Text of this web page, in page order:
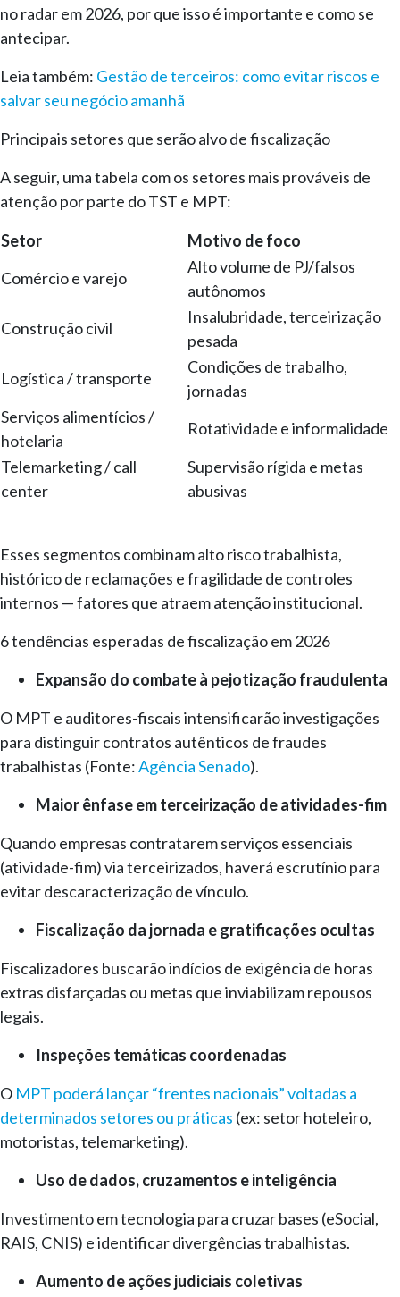
no radar em 2026, por que isso é importante e como se
antecipar.
Leia também: Gestão de terceiros: como evitar riscos e
salvar seu negócio amanhã
Principais setores que serão alvo de fiscalização
A seguir, uma tabela com os setores mais prováveis de
atenção por parte do TST e MPT:
Setor
Motivo de foco
Comércio e varejo
Alto volume de PJ/falsos
autônomos
Construção civil
Insalubridade, terceirização
pesada
Logística / transporte
Condições de trabalho,
jornadas
Serviços alimentícios /
hotelaria
Rotatividade e informalidade
Telemarketing / call
center
Supervisão rígida e metas
abusivas
Esses segmentos combinam alto risco trabalhista,
histórico de reclamações e fragilidade de controles
internos — fatores que atraem atenção institucional.
6 tendências esperadas de fiscalização em 2026
Expansão do combate à pejotização fraudulenta
O MPT e auditores-fiscais intensificarão investigações
para distinguir contratos autênticos de fraudes
trabalhistas (Fonte:Agência Senado).
Maior ênfase em terceirização de atividades-fim
Quando empresas contratarem serviços essenciais
(atividade-fim) via terceirizados, haverá escrutínio para
evitar descaracterização de vínculo.
Fiscalização da jornada e gratificações ocultas
Fiscalizadores buscarão indícios de exigência de horas
extras disfarçadas ou metas que inviabilizam repousos
legais.
Inspeções temáticas coordenadas
O MPT poderá lançar “frentes nacionais” voltadas a
determinados setores ou práticas (ex: setor hoteleiro,
motoristas, telemarketing).
Uso de dados, cruzamentos e inteligência
Investimento em tecnologia para cruzar bases (eSocial,
RAIS, CNIS) e identificar divergências trabalhistas.
Aumento de ações judiciais coletivas